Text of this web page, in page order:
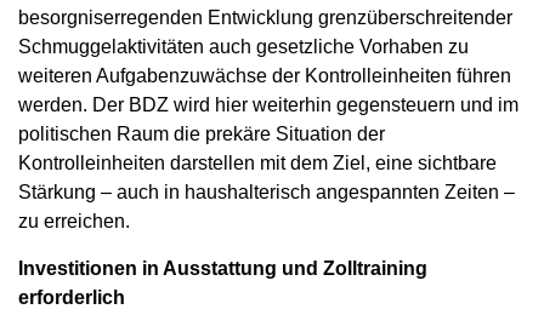
besorgniserregenden Entwicklung grenzüberschreitender
Schmuggelaktivitäten auch gesetzliche Vorhaben zu
weiteren Aufgabenzuwächse der Kontrolleinheiten führen
werden. Der BDZ wird hier weiterhin gegensteuern und im
politischen Raum die prekäre Situation der
Kontrolleinheiten darstellen mit dem Ziel, eine sichtbare
Stärkung – auch in haushalterisch angespannten Zeiten –
zu erreichen.
Investitionen in Ausstattung und Zolltraining
erforderlich